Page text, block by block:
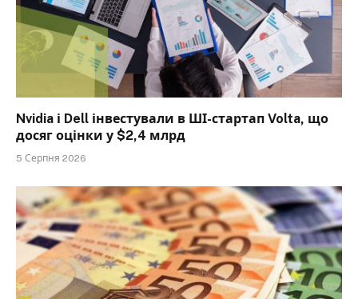
Nvidia і Dell інвестували в ШІ-стартап Volta, що
досяг оцінки у $2,4 млрд
5 Серпня 2026